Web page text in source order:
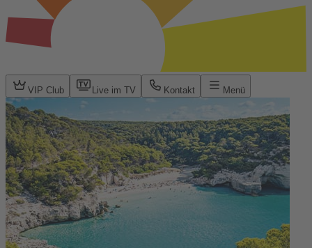
VIP Club Live im TV Kontakt Menü